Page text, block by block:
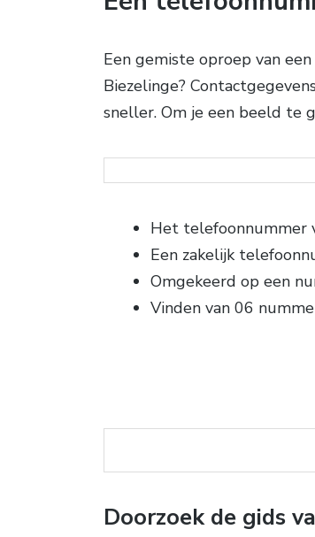
Een gemiste oproep van
Biezelinge?
sneller. Om je een beeld te
Het telefoonnummer
Een zakelijk
Omgekeerd op een
Vinden van 06
Doorzoek de gids